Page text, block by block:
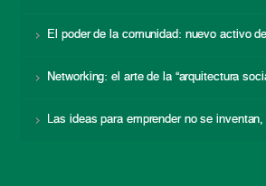
El poder de la comunidad: nuevo activo
Networking: el arte de la “arquitectura
Las ideas para emprender no se